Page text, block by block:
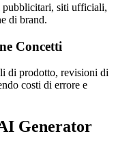
pubblicitari, siti ufficiali,
di brand.
Concetti
di prodotto, revisioni di
costi di errore e
Generator